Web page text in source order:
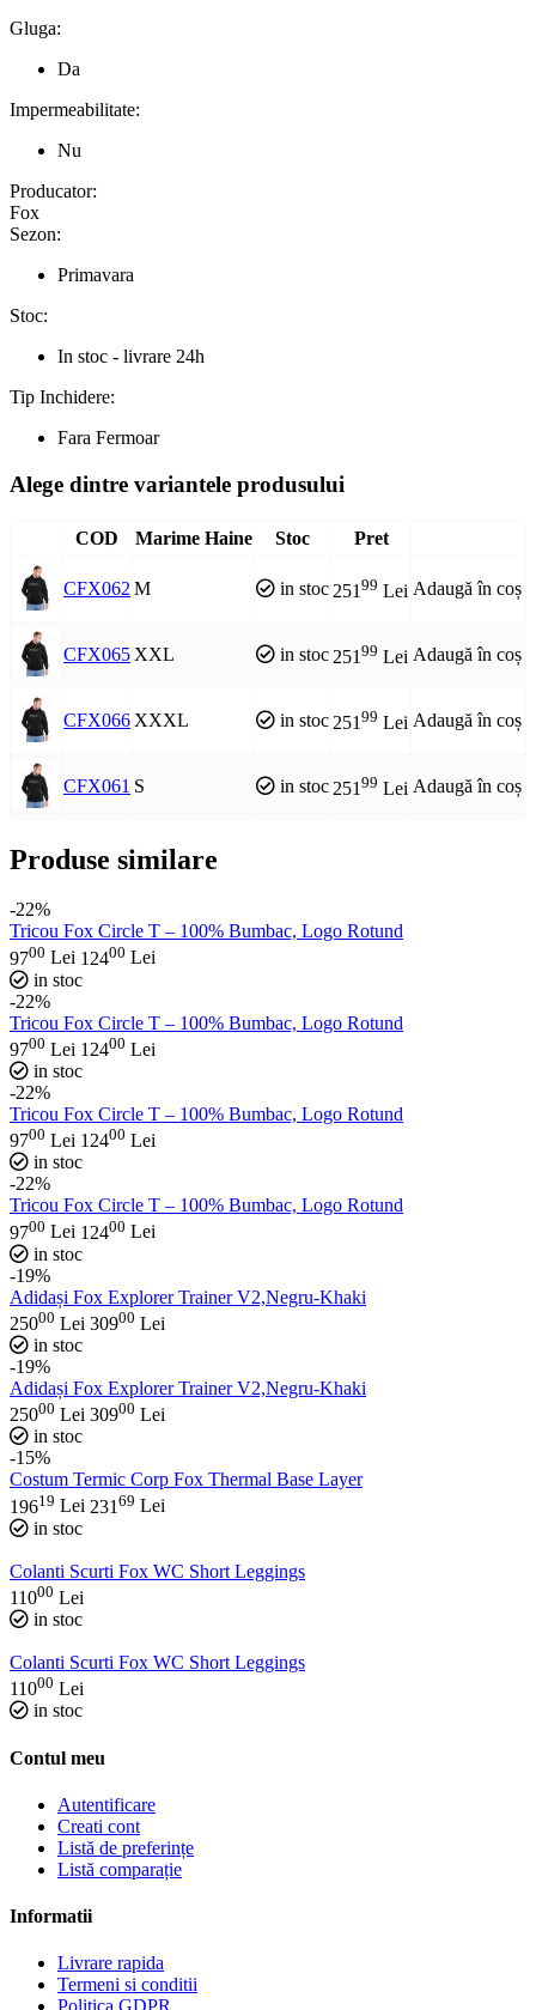
Gluga:
Da
Impermeabilitate:
Nu
Producator:
Fox
Sezon:
Primavara
Stoc:
In stoc - livrare 24h
Tip Inchidere:
Fara Fermoar
Alege dintre variantele produsului
COD Marime Haine Stoc Pret
CFX062 M in stoc 251 99 Lei Adaugă în coș
CFX065 XXL in stoc 251 99 Lei Adaugă în coș
CFX066 XXXL in stoc 251 99 Lei Adaugă în coș
CFX061 S in stoc 251 99 Lei Adaugă în coș
Produse similare
-22%
Tricou Fox Circle T – 100% Bumbac, Logo Rotund
9700 Lei 12400 Lei
in stoc
-22%
Tricou Fox Circle T – 100% Bumbac, Logo Rotund
9700 Lei 12400 Lei
in stoc
-22%
Tricou Fox Circle T – 100% Bumbac, Logo Rotund
9700 Lei 12400 Lei
in stoc
-22%
Tricou Fox Circle T – 100% Bumbac, Logo Rotund
9700 Lei 12400 Lei
in stoc
-19%
Adidași Fox Explorer Trainer V2,Negru-Khaki
25000 Lei 30900 Lei
in stoc
-19%
Adidași Fox Explorer Trainer V2,Negru-Khaki
25000 Lei 30900 Lei
in stoc
-15%
Costum Termic Corp Fox Thermal Base Layer
19619 Lei 231 69 Lei
in stoc
Colanti Scurti Fox WC Short Leggings
11000 Lei
in stoc
Colanti Scurti Fox WC Short Leggings
11000 Lei
in stoc
Contul meu
Autentificare
Creati cont
Listă de preferințe
Listă comparație
Informatii
Livrare rapida
Termeni si conditii